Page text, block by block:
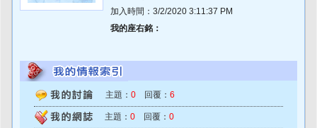
加入時間：3/2/2020 3:11:37 PM
我的座右銘：
主題： 0 回覆： 6
主題： 0 回覆： 0